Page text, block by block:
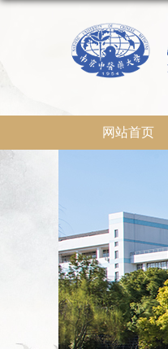
网站首页